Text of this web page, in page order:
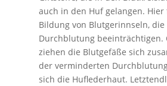
auch in den Huf gelangen.
Bildung von Blutgerinnseln, die
Durchblutung beeinträchtigen.
ziehen die Blutgefäße sich
der verminderten
sich die Huflederhaut.